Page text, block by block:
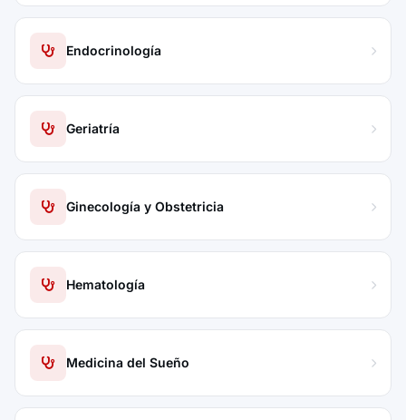
Endocrinología
Geriatría
Ginecología y Obstetricia
Hematología
Medicina del Sueño